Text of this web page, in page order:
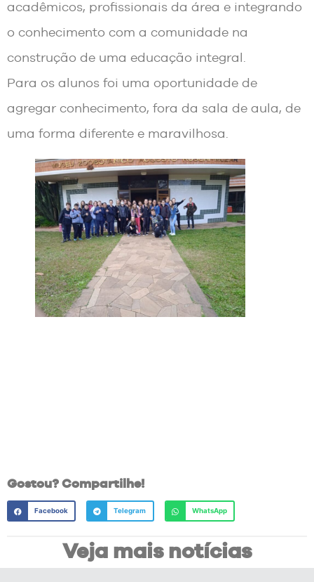
acadêmicos, profissionais da área e integrando
o conhecimento com a comunidade na
construção de uma educação integral.
Para os alunos foi uma oportunidade de
agregar conhecimento, fora da sala de aula, de
uma forma diferente e maravilhosa.
Gostou? Compartilhe!
Facebook Telegram WhatsApp
Veja mais notícias